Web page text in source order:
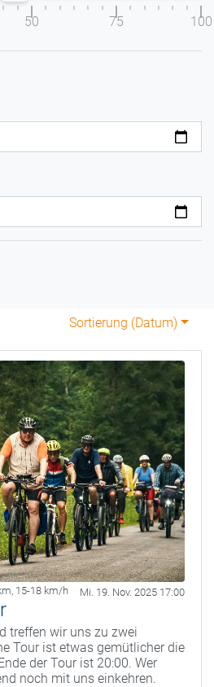
50 75 100
Sortierung (Datum)
, 15-18 km/h Mi. 19. Nov. 2025 17:00
treffen wir uns zu zwei
Tour ist etwas gemütlicher die
der Tour ist 20:00. Wer
noch mit uns einkehren.